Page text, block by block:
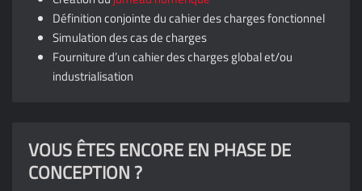
Définition conjointe du cahier des charges fonctionnel
Simulation des cas de charges
Fourniture d’un cahier des charges global et/ou
industrialisation
VOUS ÊTES ENCORE EN PHASE DE
CONCEPTION ?